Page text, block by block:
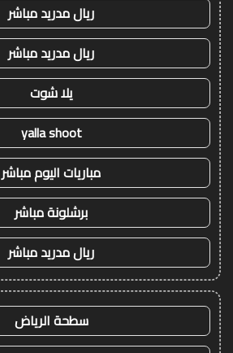
ريال مدريد مباشر
ريال مدريد مباشر
يلا شوت
yalla shoot
مباريات اليوم مباشر
برشلونة مباشر
ريال مدريد مباشر
سطحة الرياض